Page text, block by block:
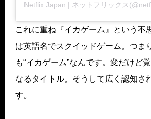
これに重ね『イカゲーム』という不
は英語名でスクイッドゲーム。つま
も“イカゲーム”なんです。変だけど
なるタイトル。そうして広く認知さ
す。